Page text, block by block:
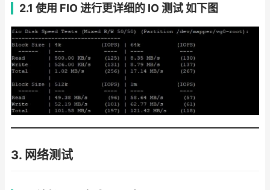
2.1 使用 FIO 进行更详细的 IO 测试如下图
3. 网络测试